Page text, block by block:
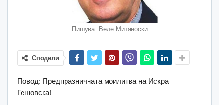
Пишува: Веле Митаноски
Сподели
Повод: Предпразничната моилитва на Искра
Гешовска!